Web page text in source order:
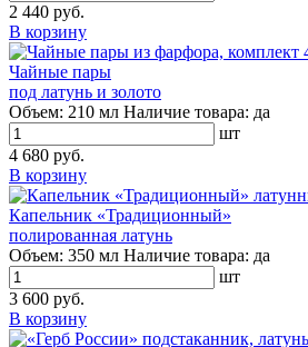
2 440 руб.
В корзину
Чайные пары
под латунь и золото
Объем: 210 мл Наличие товара: да
шт
4 680 руб.
В корзину
Капельник «Традиционный»
полированная латунь
Объем: 350 мл Наличие товара: да
шт
3 600 руб.
В корзину